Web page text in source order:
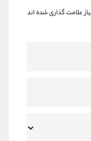
علامت گذاری شده اند